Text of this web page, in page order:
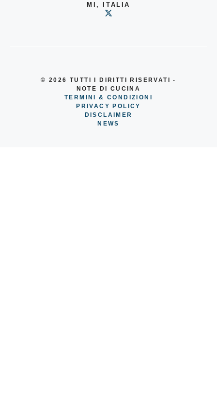
MI, ITALIA
© 2026 TUTTI I DIRITTI RISERVATI -
NOTE DI CUCINA
TERMINI & CONDIZIONI
PRIVACY POLICY
DISCLAIMER
NEWS